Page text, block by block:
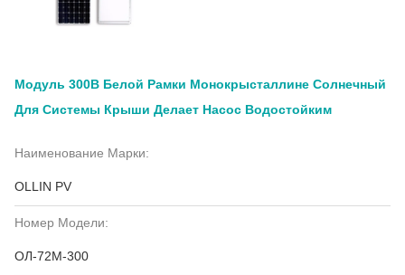
Модуль 300В Белой Рамки Монокрысталлине Солнечный
Для Системы Крыши Делает Насос Водостойким
Наименование Марки:
OLLIN PV
Номер Модели:
ОЛ-72М-300